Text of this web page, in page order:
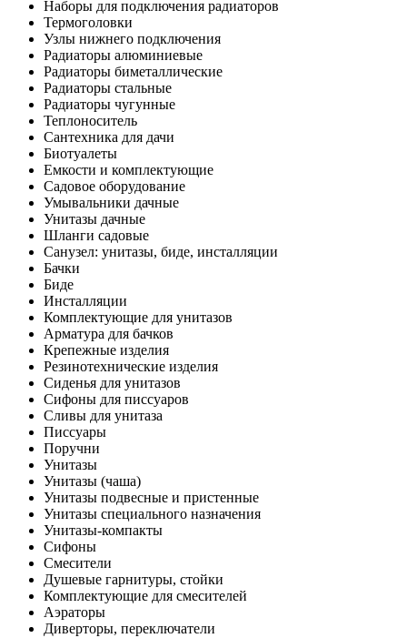
Наборы для подключения радиаторов
Термоголовки
Узлы нижнего подключения
Радиаторы алюминиевые
Радиаторы биметаллические
Радиаторы стальные
Радиаторы чугунные
Теплоноситель
Сантехника для дачи
Биотуалеты
Емкости и комплектующие
Садовое оборудование
Умывальники дачные
Унитазы дачные
Шланги садовые
Санузел: унитазы, биде, инсталляции
Бачки
Биде
Инсталляции
Комплектующие для унитазов
Арматура для бачков
Крепежные изделия
Резинотехнические изделия
Сиденья для унитазов
Сифоны для писсуаров
Сливы для унитаза
Писсуары
Поручни
Унитазы
Унитазы (чаша)
Унитазы подвесные и пристенные
Унитазы специального назначения
Унитазы-компакты
Сифоны
Смесители
Душевые гарнитуры, стойки
Комплектующие для смесителей
Аэраторы
Диверторы, переключатели